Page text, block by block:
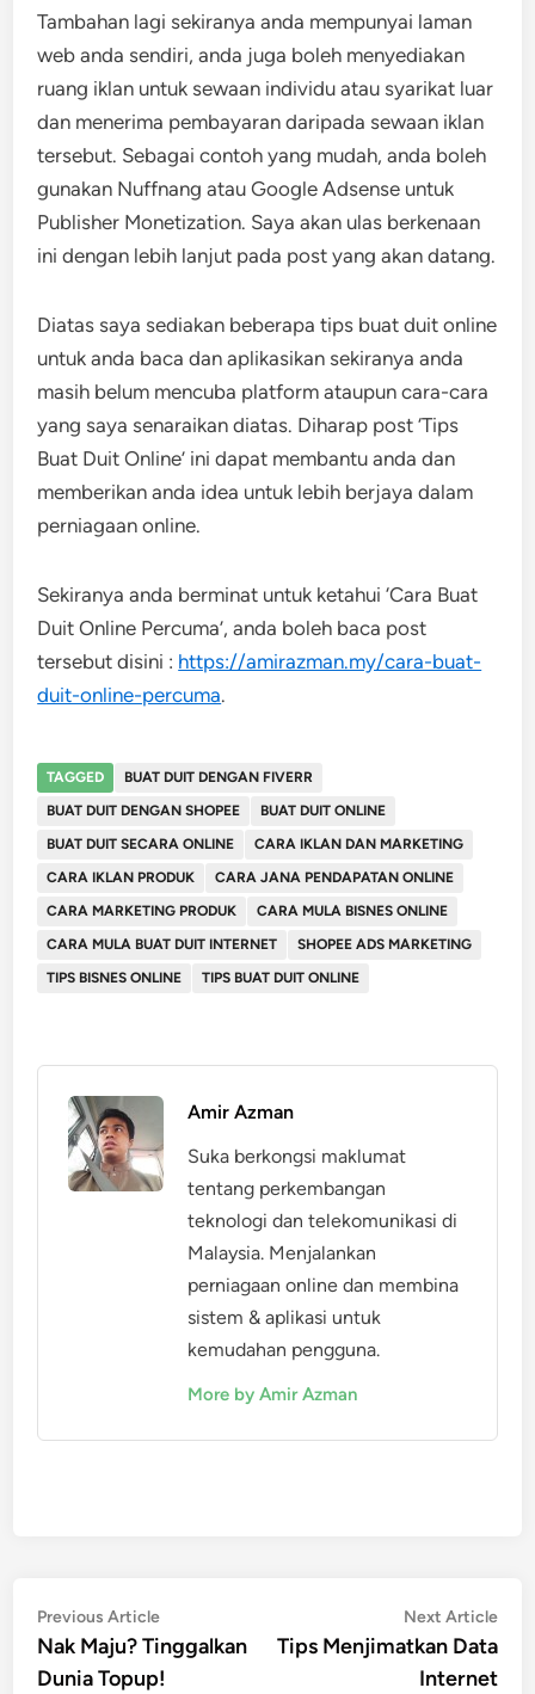
Tambahan lagi sekiranya anda mempunyai laman
web anda sendiri, anda juga boleh menyediakan
ruang iklan untuk sewaan individu atau syarikat luar
dan menerima pembayaran daripada sewaan iklan
tersebut. Sebagai contoh yang mudah, anda boleh
gunakan Nuffnang atau Google Adsense untuk
Publisher Monetization. Saya akan ulas berkenaan
ini dengan lebih lanjut pada post yang akan datang.
Diatas saya sediakan beberapa tips buat duit online
untuk anda baca dan aplikasikan sekiranya anda
masih belum mencuba platform ataupun cara-cara
yang saya senaraikan diatas. Diharap post ‘Tips
Buat Duit Online’ ini dapat membantu anda dan
memberikan anda idea untuk lebih berjaya dalam
perniagaan online.
Sekiranya anda berminat untuk ketahui ‘Cara Buat
Duit Online Percuma’, anda boleh baca post
tersebut disini : https://amirazman.my/cara-buat-
duit-online-percuma.
TAGGED
BUAT DUIT DENGAN FIVERR
BUAT DUIT DENGAN SHOPEE
BUAT DUIT ONLINE
BUAT DUIT SECARA ONLINE
CARA IKLAN DAN MARKETING
CARA IKLAN PRODUK
CARA JANA PENDAPATAN ONLINE
CARA MARKETING PRODUK
CARA MULA BISNES ONLINE
CARA MULA BUAT DUIT INTERNET
SHOPEE ADS MARKETING
TIPS BISNES ONLINE
TIPS BUAT DUIT ONLINE
Amir Azman
Suka berkongsi maklumat
tentang perkembangan
teknologi dan telekomunikasi di
Malaysia. Menjalankan
perniagaan online dan membina
sistem & aplikasi untuk
kemudahan pengguna.
More by Amir Azman
Post
navigation
Previous ArticlePrevious
article:
Nak Maju? Tinggalkan
Dunia Topup!
Next Article
Tips Menjimatkan Data
Internet